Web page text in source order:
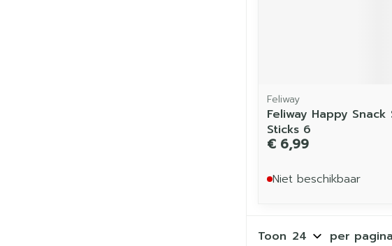
Feliway
Feliway Happy Snack
Sticks 6
€ 6,99
Niet beschikbaar
Toon per pagina